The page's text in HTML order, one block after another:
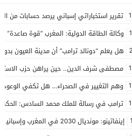
تقرير استخباراتي إسباني يرصد حسابات من الجزائر وأرقاما بـ”213+” ضمن حملة رقمية
وكالة الطاقة الدولية: المغرب “قوة صاعدة”
هل يعلم “دونالد ترامب” أن مدينة العيون بدون
مصطفى شرف الدين.. حين يراهن حزب
وهم التغيير في الصحراء… هل تكفي الوعود
ترامب في رسالة للملك محمد السادس:
إينفاتينو: مونديال 2030 في المغرب وإسبانيا والبرتغال سيكون “الأجمل في التاريخ”